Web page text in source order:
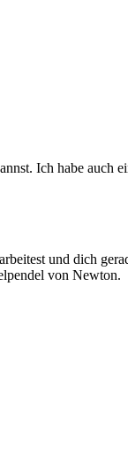
Ich habe auch
und dich
von Newton.